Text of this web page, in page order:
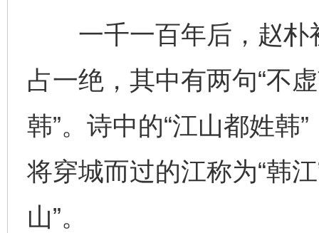
一千一百年后，赵朴
占一绝，其中有两句“不
韩”。诗中的“江山都姓韩
将穿城而过的江称为“韩
山”。